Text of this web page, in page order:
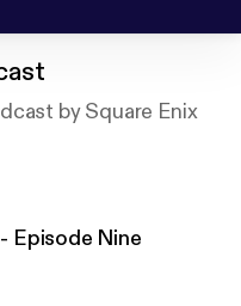
by Square Enix
Episode Nine